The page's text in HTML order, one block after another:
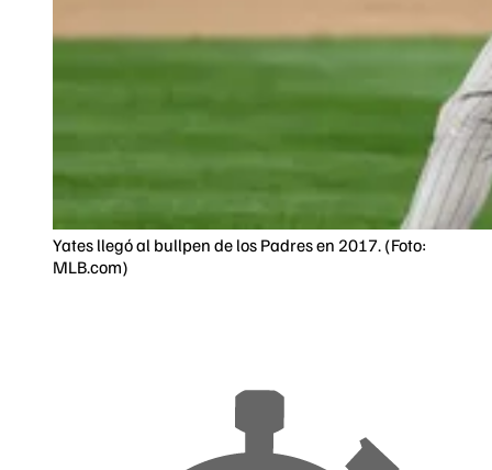
Yates llegó al bullpen de los Padres en 2017. (Foto:
MLB.com)